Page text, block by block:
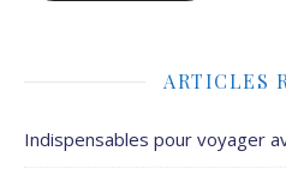
ARTICLES
Indispensables pour voyager